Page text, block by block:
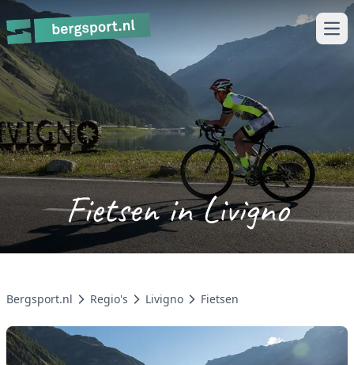
Fietsen in Livigno
Bergsport.nl Regio's Livigno Fietsen